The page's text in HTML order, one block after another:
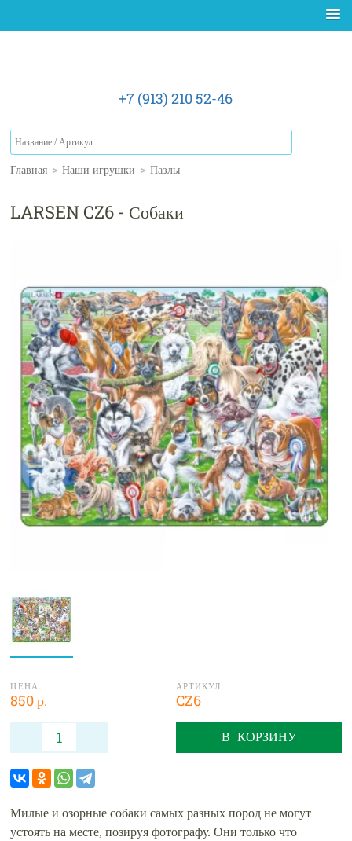
+7 (913) 210 52-46
Главная > Наши игрушки > Пазлы
LARSEN CZ6 - Собаки
ЦЕНА:
850 р.
АРТИКУЛ:
CZ6
В КОРЗИНУ
Милые и озорные собаки самых разных пород не могут
устоять на месте, позируя фотографу. Они только что